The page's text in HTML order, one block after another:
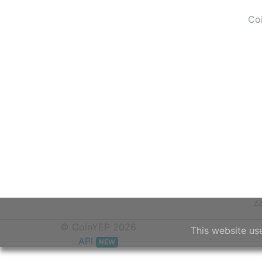
API NEW
This website